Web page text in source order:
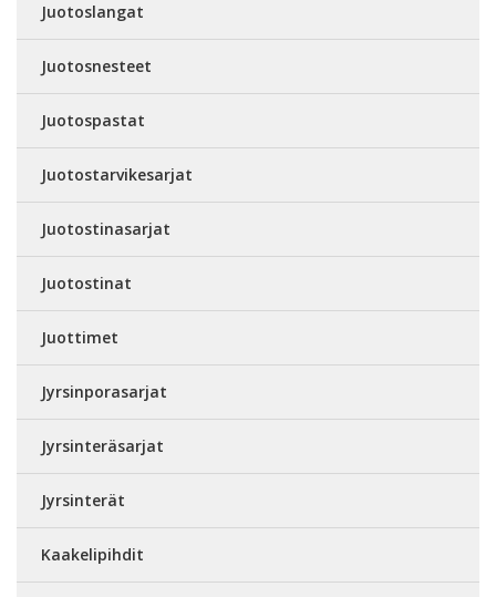
Juotoslangat
Juotosnesteet
Juotospastat
Juotostarvikesarjat
Juotostinasarjat
Juotostinat
Juottimet
Jyrsinporasarjat
Jyrsinteräsarjat
Jyrsinterät
Kaakelipihdit